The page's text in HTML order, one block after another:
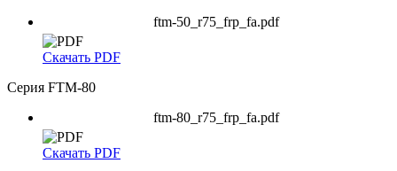
ftm-50_r75_frp_fa.pdf
Скачать PDF
Серия FTM-80
ftm-80_r75_frp_fa.pdf
Скачать PDF